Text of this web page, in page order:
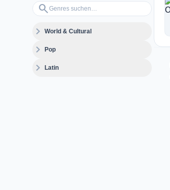
search
Genres suchen…
expand_moreWorld & Cultural
expand_morePop
expand_moreLatin